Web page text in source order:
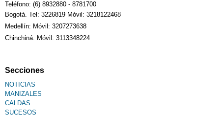
Teléfono: (6) 8932880 - 8781700
Bogotá. Tel: 3226819 Móvil: 3218122468
Medellín: Móvil: 3207273638
Chinchiná. Móvil: 3113348224
Secciones
NOTICIAS
MANIZALES
CALDAS
SUCESOS